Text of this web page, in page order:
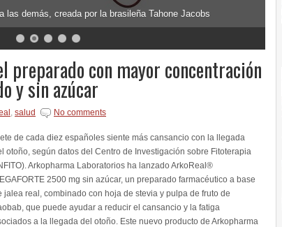
las demás, creada por la brasileña Tahone Jacobs
preparado con mayor concentración
y sin azúcar
, salud No comments
de cada diez españoles siente más cansancio con la llegada
otoño, según datos del Centro de Investigación sobre Fitoterapia
Arkopharma Laboratorios ha lanzado ArkoReal®
2500 mg sin azúcar, un preparado farmacéutico a base
jalea real, combinado con hoja de stevia y pulpa de fruto de
que puede ayudar a reducir el cansancio y la fatiga
a la llegada del otoño. Este nuevo producto de Arkopharma